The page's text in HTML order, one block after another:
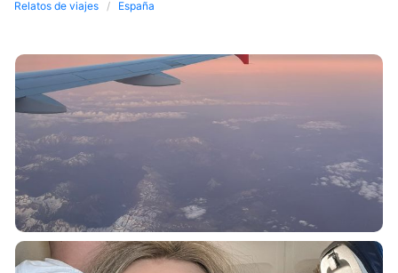
Relatos de viajes España